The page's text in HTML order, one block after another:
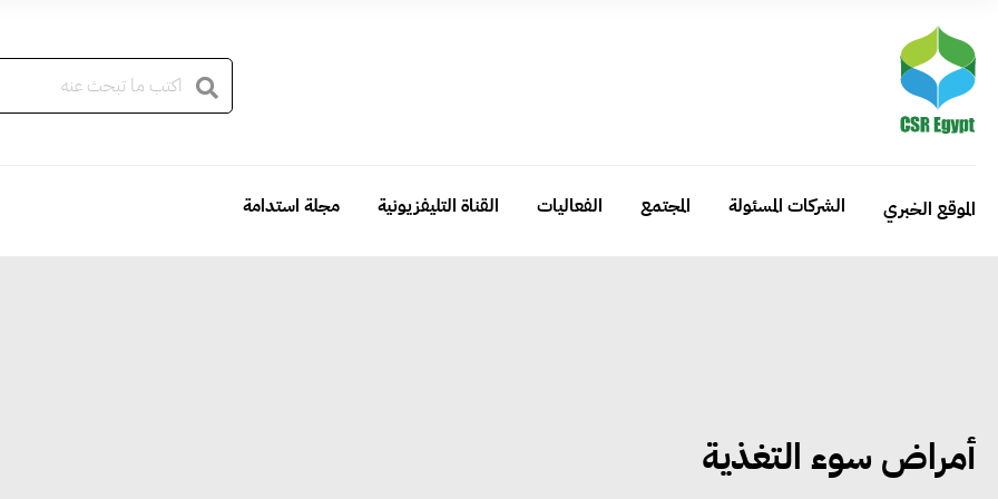
الموقع الخبري الشركات المسئولة المجتمع الفعاليات القناة التليفزيونية مجلة استدامة
أمراض سوء التغذية